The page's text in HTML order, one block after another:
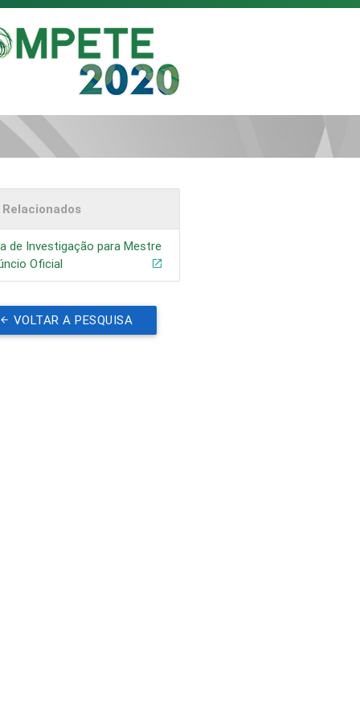
Relacionados
de Investigação para Mestre
Oficial
VOLTAR A PESQUISA